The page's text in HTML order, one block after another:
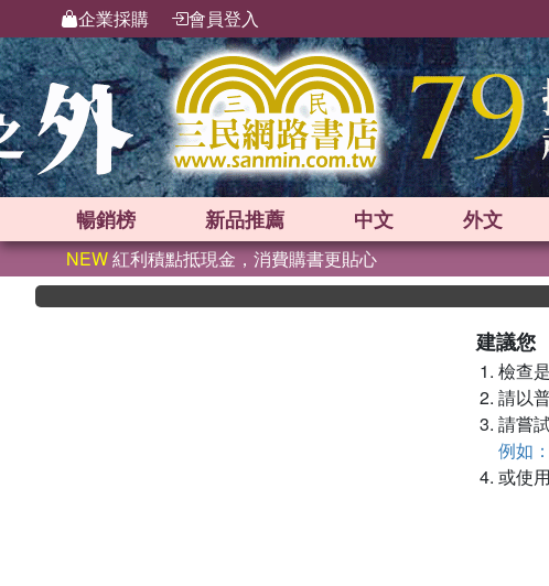
企業採購 會員登入
暢銷榜 新品推薦 中文 外文
NEW紅利積點抵現金，消費購書更貼心
建議您
檢查
請以
請嘗
例如
或使